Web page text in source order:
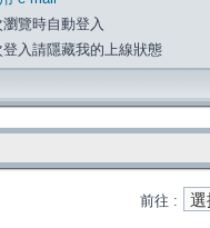
覽時自動登入
登入請隱藏我的上線狀態
前往 :